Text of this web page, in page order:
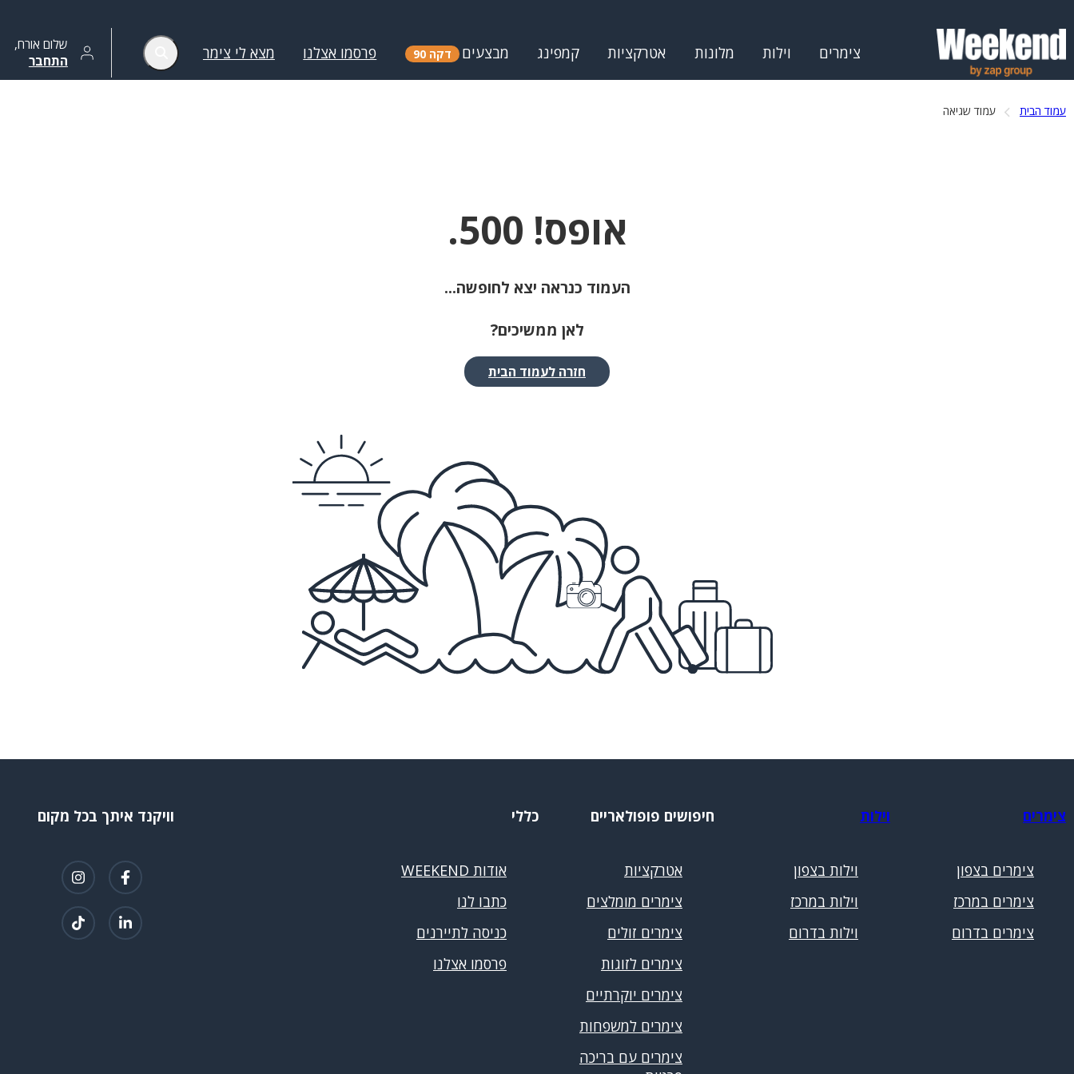
צימרים וילות מלונות אטרקציות קמפינג מבצעים דקה 90 פרסמו אצלנו מצא לי צימר שלום אורח,
התחבר
עמוד הבית עמוד שגיאה
אופס! 500.
העמוד כנראה יצא לחופשה...
לאן ממשיכים?
חזרה לעמוד הבית
צימרים
צימרים בצפון
צימרים במרכז
צימרים בדרום
וילות
וילות בצפון
וילות במרכז
וילות בדרום
חיפושים פופולאריים
אטרקציות
צימרים מומלצים
צימרים זולים
צימרים לזוגות
צימרים יוקרתיים
צימרים למשפחות
צימרים עם בריכה
כללי
אודות WEEKEND
כתבו לנו
כניסה לתיירנים
פרסמו אצלנו
וויקנד איתך בכל מקום